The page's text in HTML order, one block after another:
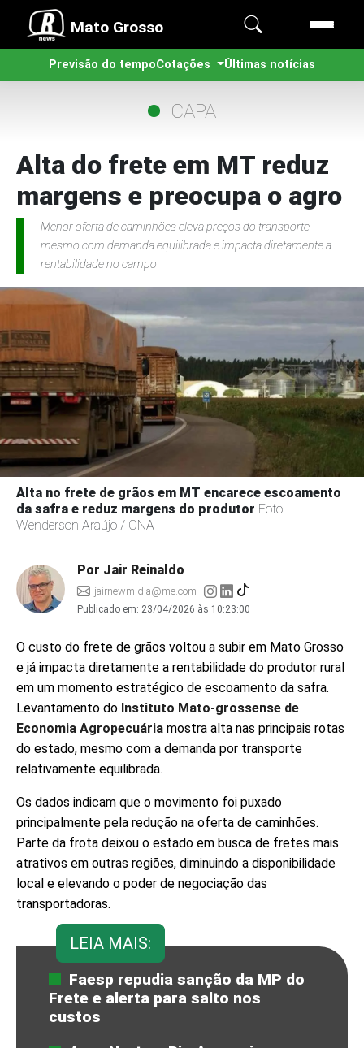
Mato Grosso
Previsão do tempoCotações Últimas notícias
CAPA
Alta do frete em MT reduz
margens e preocupa o agro
Menor oferta de caminhões eleva preços do transporte
mesmo com demanda equilibrada e impacta diretamente a
rentabilidade no campo
Alta no frete de grãos em MT encarece escoamento
da safra e reduz margens do produtor Foto:
Wenderson Araújo / CNA
Por Jair Reinaldo
jairnewmidia@me.com
Publicado em: 23/04/2026 às 10:23:00
O custo do frete de grãos voltou a subir em Mato Grosso
e já impacta diretamente a rentabilidade do produtor rural
em um momento estratégico de escoamento da safra.
Levantamento do Instituto Mato-grossense de
Economia Agropecuária mostra alta nas principais rotas
do estado, mesmo com a demanda por transporte
relativamente equilibrada.
Os dados indicam que o movimento foi puxado
principalmente pela redução na oferta de caminhões.
Parte da frota deixou o estado em busca de fretes mais
atrativos em outras regiões, diminuindo a disponibilidade
local e elevando o poder de negociação das
transportadoras.
LEIA MAIS:
Faesp repudia sanção da MP do
Frete e alerta para salto nos
custos